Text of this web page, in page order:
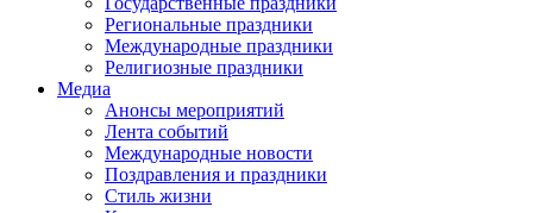
Региональные праздники
Международные праздники
Религиозные праздники
Медиа
Анонсы мероприятий
Лента событий
Международные новости
Поздравления и праздники
Cтиль жизни